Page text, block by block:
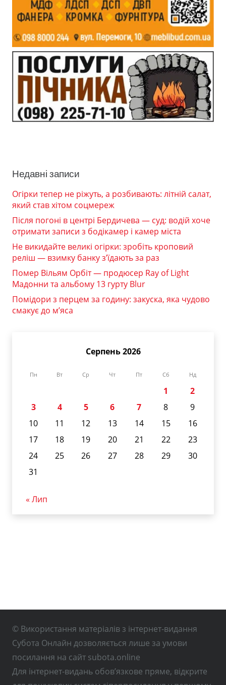
Недавні записи
Огірки тепер не ріжуть, а розбивають: літній салат,
який став хітом соцмереж
Після погоні в центрі Бердичева — суд: водій хоче
отримати записи з бодікамер і камер міста
Не викидайте великі огірки: зробіть кроповий
реліш — взимку банку з’їдають за раз
Помер Вільям Орбіт — продюсер Ray of Light
Мадонни та альбому 13 гурту Blur
Помідори з перцем за годину: закуска, яка чудово
смакує до м’яса
Серпень 2026
Пн Вт Ср Чт Пт Сб Нд
1
2
3
4 5 6 7 8
9
10
11 12 13 14 15
16
17
18 19 20 21 22
23
24
25 26 27 28 29
30
31
« Лип
© Використання матеріалів з інтернет-видання
Субота Онлайн дозволяється лише за умови
посилання на сайт subota.online
Для інтернет-видань обов’язкове пряме, відкрите